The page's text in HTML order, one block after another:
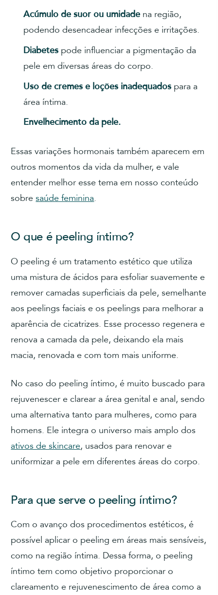
Acúmulo de suor ou umidade na região,
podendo desencadear infecções e irritações.
Diabetes pode influenciar a pigmentação da
pele em diversas áreas do corpo.
Uso de cremes e loções inadequados para a
área íntima.
Envelhecimento da pele.
Essas variações hormonais também aparecem em
outros momentos da vida da mulher, e vale
entender melhor esse tema em nosso conteúdo
sobresaúde feminina.
O que é peeling íntimo?
O peeling é um tratamento estético que utiliza
uma mistura de ácidos para esfoliar suavemente e
remover camadas superficiais da pele, semelhante
aos peelings faciais e os peelings para melhorar a
aparência de cicatrizes. Esse processo regenera e
renova a camada da pele, deixando ela mais
macia, renovada e com tom mais uniforme.
No caso do peeling íntimo, é muito buscado para
rejuvenescer e clarear a área genital e anal, sendo
uma alternativa tanto para mulheres, como para
homens. Ele integra o universo mais amplo dos
ativos de skincare, usados para renovar e
uniformizar a pele em diferentes áreas do corpo.
Para que serve o peeling íntimo?
Com o avanço dos procedimentos estéticos, é
possível aplicar o peeling em áreas mais sensíveis,
como na região íntima. Dessa forma, o peeling
íntimo tem como objetivo proporcionar o
clareamento e rejuvenescimento de área como a